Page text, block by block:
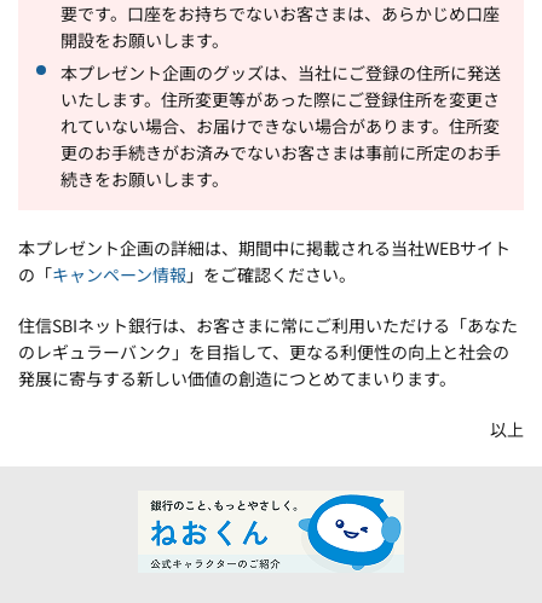
要です。口座をお持ちでないお客さまは、あらかじめ口座
開設をお願いします。
本プレゼント企画のグッズは、当社にご登録の住所に発送
いたします。住所変更等があった際にご登録住所を変更さ
れていない場合、お届けできない場合があります。住所変
更のお手続きがお済みでないお客さまは事前に所定のお手
続きをお願いします。
本プレゼント企画の詳細は、期間中に掲載される当社WEBサイト
の「キャンペーン情報 」をご確認ください。
住信SBIネット銀行は、お客さまに常にご利用いただける「あなた
のレギュラーバンク」を目指して、更なる利便性の向上と社会の
発展に寄与する新しい価値の創造につとめてまいります。
以上